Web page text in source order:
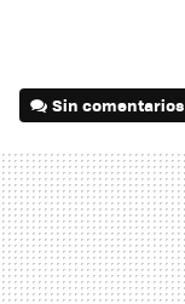
Sin comentarios